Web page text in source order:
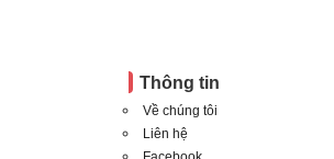
Thông tin
Về chúng tôi
Liên hệ